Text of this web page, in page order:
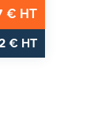
€ HT
€ HT